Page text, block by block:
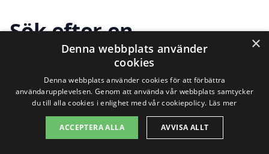
Sök efter en
professionell för
byggstädning i andra
städer nära Fornåsa
×
Denna webbplats använder
cookies
Denna webbplats använder cookies för att förbättra
användarupplevelsen. Genom att använda vår webbplats samtycker
du till alla cookies i enlighet med vår cookiepolicy. Läs mer
ACCEPTERA ALLA AVVISA ALLT